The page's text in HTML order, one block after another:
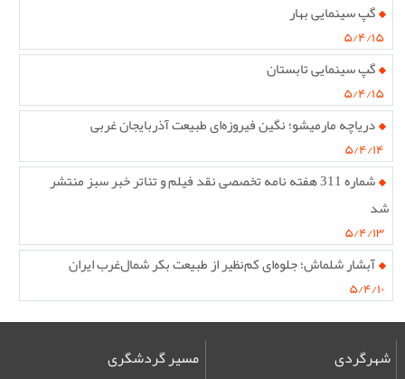
گپ سینمایی بهار
۵/۴/۱۵
گپ سینمایی تابستان
۵/۴/۱۵
دریاچه مارمیشو؛ نگین فیروزه‌ای طبیعت آذربایجان غربی
۵/۴/۱۴
شماره 311 هفته نامه تخصصی نقد فیلم و تئاتر خبر سبز منتشر
شد
۵/۴/۱۳
آبشار شلماش؛ جلوه‌ای کم‌نظیر از طبیعت بکر شمال‌غرب ایران
۵/۴/۱۰
شهرگردی
مسیر گردشگری